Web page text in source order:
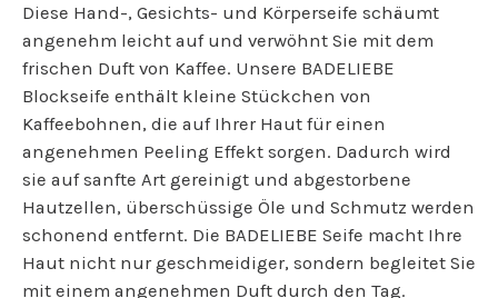
Diese Hand-, Gesichts- und Körperseife schäumt
angenehm leicht auf und verwöhnt Sie mit dem
frischen Duft von Kaffee. Unsere BADELIEBE
Blockseife enthält kleine Stückchen von
Kaffeebohnen, die auf Ihrer Haut für einen
angenehmen Peeling Effekt sorgen. Dadurch wird
sie auf sanfte Art gereinigt und abgestorbene
Hautzellen, überschüssige Öle und Schmutz werden
schonend entfernt. Die BADELIEBE Seife macht Ihre
Haut nicht nur geschmeidiger, sondern begleitet Sie
mit einem angenehmen Duft durch den Tag.